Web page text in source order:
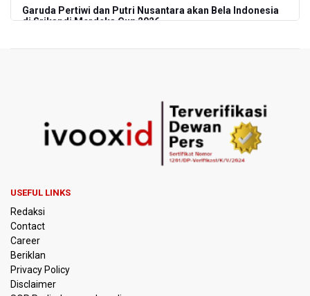
Garuda Pertiwi dan Putri Nusantara akan Bela Indonesia
di Srikandi Merdeka Cup 2026
Ramai di Media Sosial Soal Rehat Waktu 48 Jam Menuju
Final Piala Presiden, OC Tegaskan Sudah Sesuai
Persetujuan AFC
Pramono Kembalikan Nama Stasiun LRT Pegangsaan 2
ETLE dengan Teknologi Face Recognition
Menko Polkam Imbau Tidak Bertindak Anarkis jika Ingin
Berunjuk Rasa
USEFUL LINKS
Redaksi
Contact
Career
Beriklan
Privacy Policy
Disclaimer